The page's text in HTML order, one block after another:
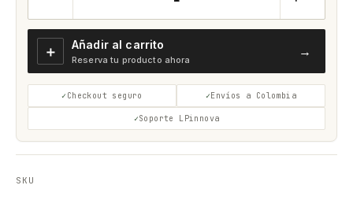
＋ Añadir al carrito
Reserva tu producto ahora
→
Checkout seguro Envíos a Colombia
Soporte LPinnova
SKU